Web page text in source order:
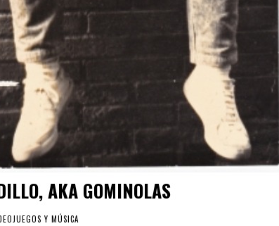
AKA GOMINOLAS
Y MÚSICA